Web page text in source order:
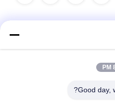
شينتانغ الصناعية، بايشيشيا،
Good day,